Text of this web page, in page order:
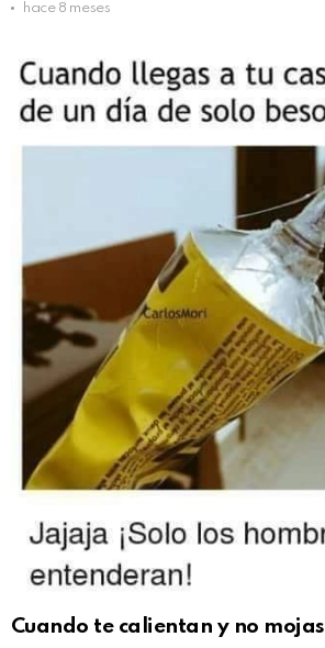
hace 8 meses
Cuando te calientan y no mojas